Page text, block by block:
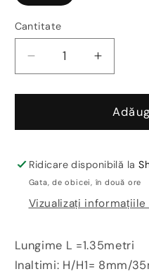
Cantitate
Reduceți
cantitatea
pentru
drept
periat
spatiu
STKF-
pardoseala
perete
Creșteți
pentru
Profil
drept
periat
spatiu
STKF-
perete
Ridicare disponibilă la
Gata, de obicei, în două ore
Vizualizați
Lungime L =1.35metri
Inaltimi: H/H1= 8mm/